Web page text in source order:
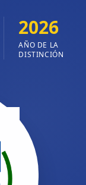
2026
AÑO DE LA
DISTINCIÓN